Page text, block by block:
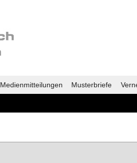
Medienmitteilungen Musterbriefe